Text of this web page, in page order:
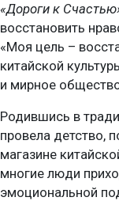
«Дороги к
восстановить
«Моя цель –
китайской
и мирное
Родившись в
провела детство,
магазине
многие люди
эмоциональной